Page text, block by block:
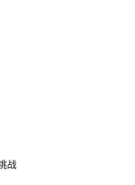
战